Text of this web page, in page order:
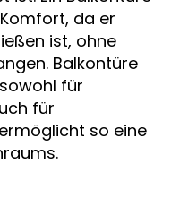
da er
ist, ohne
Balkontüre
für
für
so eine